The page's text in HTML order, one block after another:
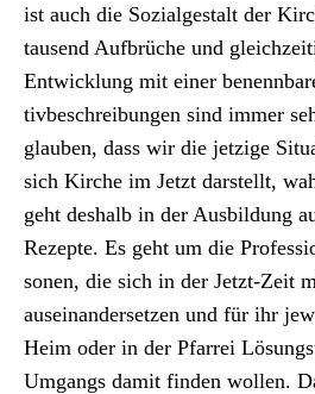
ist auch die Sozialgestalt der
tausend Auf­brüche und
Entwick­lung mit ein­er
tivbeschrei­bun­gen sind immer
glauben, dass wir die jet­zige
sich Kirche im Jet­zt darstellt,
geht deshalb in der Aus­bil­dung
Rezepte. Es geht um die
so­n­en, die sich in der Jet­zt-Zeit
auseinan­der­set­zen und für ihr
Heim oder in der Pfar­rei
Umgangs damit find­en wollen.